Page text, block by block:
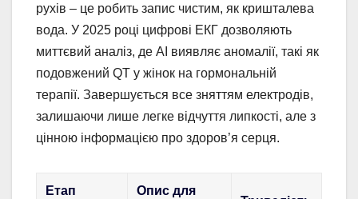
рухів – це робить запис чистим, як кришталева
вода. У 2025 році цифрові ЕКГ дозволяють
миттєвий аналіз, де AI виявляє аномалії, такі як
подовжений QT у жінок на гормональній
терапії. Завершується все зняттям електродів,
залишаючи лише легке відчуття липкості, але з
цінною інформацією про здоров’я серця.
Етап
Опис для